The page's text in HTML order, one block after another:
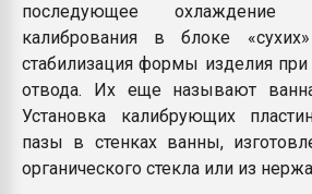
последующее охлаждение
калибрования в блоке
стабилизация формы изделия
отвода. Их еще называют
Установка калибрующих
пазы в стенках ванны,
органического стекла или из